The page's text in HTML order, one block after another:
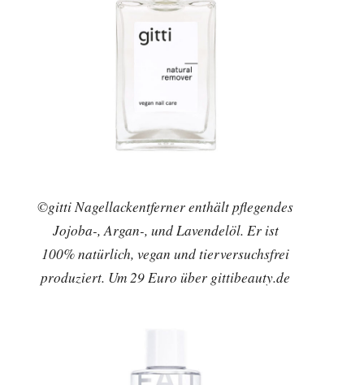
©gitti Nagellackentferner enthält pflegendes
Jojoba-, Argan-, und Lavendelöl. Er ist
100% natürlich, vegan und tierversuchsfrei
produziert. Um 29 Euro über gittibeauty.de